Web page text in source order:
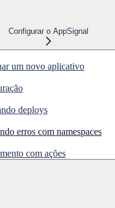
Configurar o AppSignal
um novo aplicativo
deploys
erros com namespaces
com ações